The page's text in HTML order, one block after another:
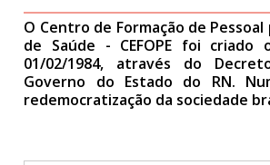
O Centro de Formação de Pessoal
de Saúde - CEFOPE foi criado
01/02/1984, através do
Governo do Estado do RN.
redemocratização da sociedade